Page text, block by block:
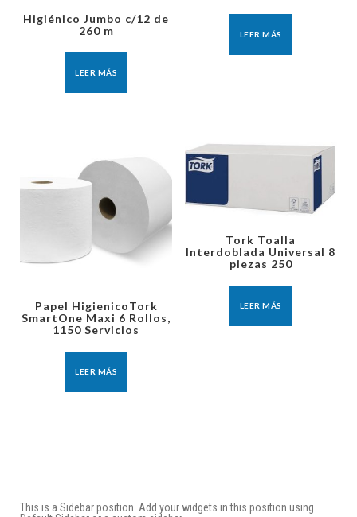
Higiénico Jumbo c/12 de
260 m
LEER MÁS
LEER MÁS
Papel HigienicoTork
SmartOne Maxi 6 Rollos,
1150 Servicios
LEER MÁS
Tork Toalla
Interdoblada Universal 8
piezas 250
LEER MÁS
This is a Sidebar position. Add your widgets in this position using